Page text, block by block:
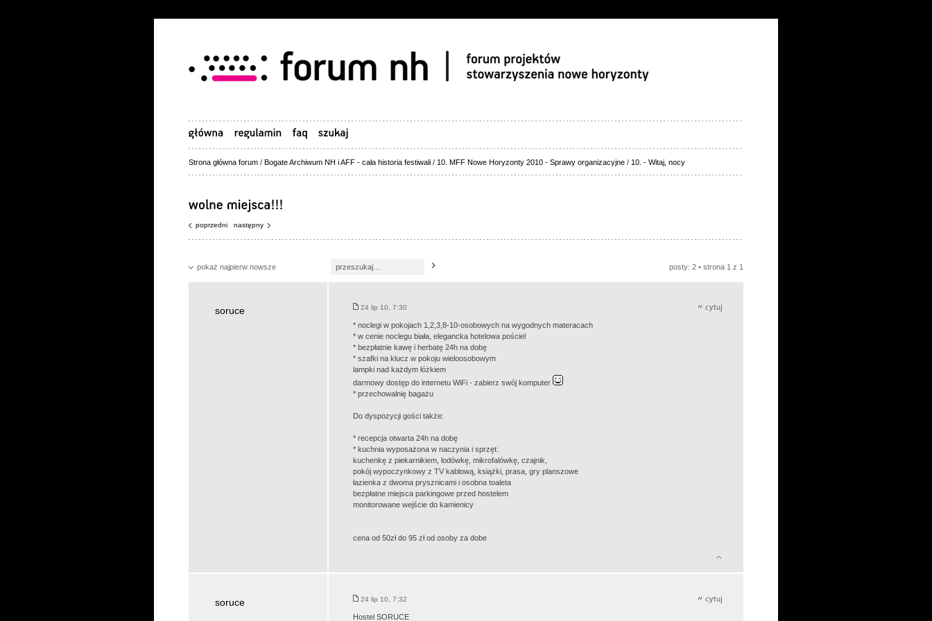
Strona główna forum / Bogate Archiwum NH i AFF - cała historia festiwali / 10. MFF Nowe Horyzonty 2010 - Sprawy organizacyjne / 10. - Witaj, nocy
poprzedni następny
pokaż najpierw nowsze posty: 2 • strona 1 z 1
soruce 24 lip 10, 7:30
* noclegi w pokojach 1,2,3,8-10-osobowych na wygodnych materacach
* w cenie noclegu biała, elegancka hotelowa pościel
* bezpłatnie kawę i herbatę 24h na dobę
* szafki na klucz w pokoju wieloosobowym
lampki nad każdym łóżkiem
darmowy dostęp do internetu WiFi - zabierz swój komputer
* przechowalnię bagażu
Do dyspozycji gości także:
* recepcja otwarta 24h na dobę
* kuchnia wyposażona w naczynia i sprzęt:
kuchenkę z piekarnikiem, lodówkę, mikrofalówkę, czajnik,
pokój wypoczynkowy z TV kablową, książki, prasa, gry planszowe
łazienka z dwoma prysznicami i osobna toaleta
bezpłatne miejsca parkingowe przed hostelem
monitorowane wejście do kamienicy
cena od 50zł do 95 zł od osoby za dobe
soruce 24 lip 10, 7:32
Hostel SORUCE